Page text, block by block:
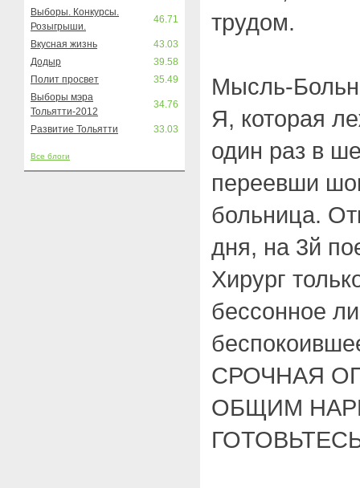
Выборы. Конкурсы.
Розыгрыши.
46.71
Вкусная жизнь
43.03
Додыр
39.58
Полит просвет
35.49
Выборы мэра
Тольятти-2012
34.76
Развитие Тольятти 33.03
Все блоги
трудом.
Мысль-
Я, которая
один раз в
переевши
больница.
дня, на 3й
Хирург
бессонное
СРОЧНАЯ
ОБЩИМ